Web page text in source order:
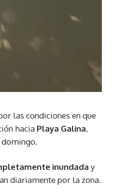
las condiciones en que
hacia Playa Galina,
inundada y
diariamente por la zona.